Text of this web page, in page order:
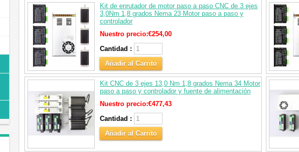
Kit de enrutador de motor paso a paso CNC de 3 ejes
3,0Nm 1,8 grados Nema 23 Motor paso a paso y
controlador
Nuestro precio:€254,00
Cantidad :
Añadir al Carrito
Kit CNC de 3 ejes 13,0 Nm 1,8 grados Nema 34 Motor
paso a paso y controlador y fuente de alimentación
Nuestro precio:€477,43
Cantidad :
Añadir al Carrito